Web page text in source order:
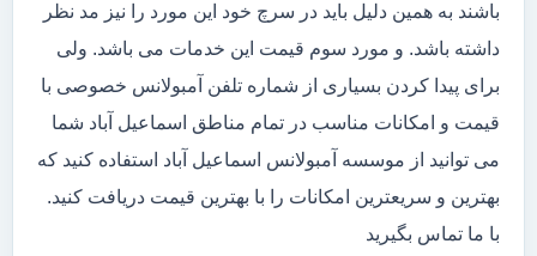
باشند به همین دلیل باید در سرچ خود این مورد را نیز مد نظر
داشته باشد. و مورد سوم قیمت این خدمات می باشد. ولی
برای پیدا کردن بسیاری از شماره تلفن آمبولانس خصوصی با
قیمت و امکانات مناسب در تمام مناطق اسماعیل آباد شما
می توانید از موسسه آمبولانس اسماعیل آباد استفاده کنید که
بهترین و سریعترین امکانات را با بهترین قیمت دریافت کنید.
با ما تماس بگیرید